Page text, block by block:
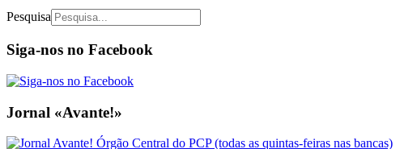
Pesquisa
Siga-nos no Facebook
Jornal «Avante!»